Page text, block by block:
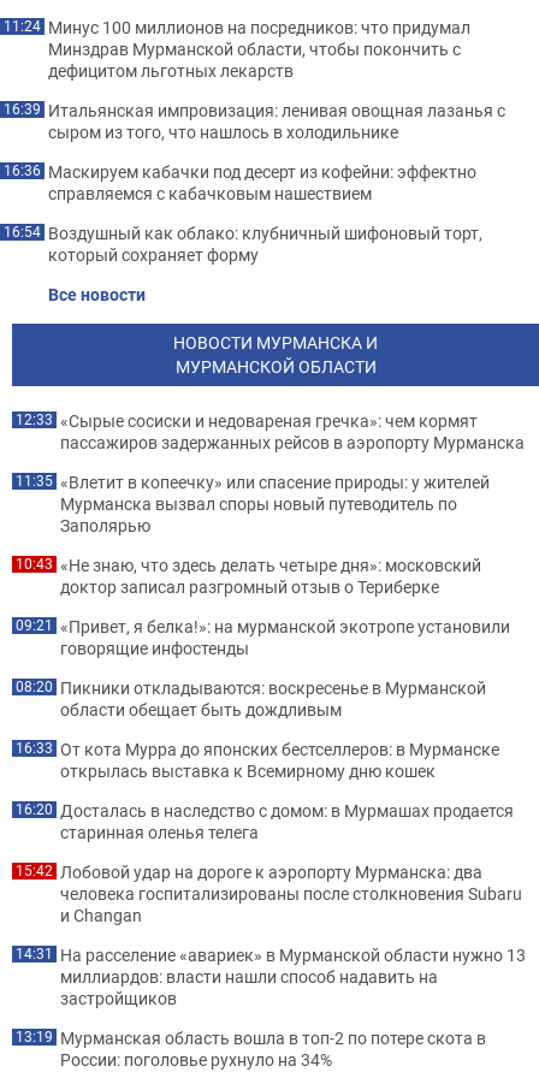
11:24 Минус 100 миллионов на посредников: что придумал
Минздрав Мурманской области, чтобы покончить с
дефицитом льготных лекарств
16:39 Итальянская импровизация: ленивая овощная лазанья с
сыром из того, что нашлось в холодильнике
16:36 Маскируем кабачки под десерт из кофейни: эффектно
справляемся с кабачковым нашествием
16:54 Воздушный как облако: клубничный шифоновый торт,
который сохраняет форму
Все новости
НОВОСТИ МУРМАНСКА И
МУРМАНСКОЙ ОБЛАСТИ
12:33 «Сырые сосиски и недовареная гречка»: чем кормят
пассажиров задержанных рейсов в аэропорту Мурманска
11:35 «Влетит в копеечку» или спасение природы: у жителей
Мурманска вызвал споры новый путеводитель по
Заполярью
10:43 «Не знаю, что здесь делать четыре дня»: московский
доктор записал разгромный отзыв о Териберке
09:21 «Привет, я белка!»: на мурманской экотропе установили
говорящие инфостенды
08:20 Пикники откладываются: воскресенье в Мурманской
области обещает быть дождливым
16:33 От кота Мурра до японских бестселлеров: в Мурманске
открылась выставка к Всемирному дню кошек
16:20 Досталась в наследство с домом: в Мурмашах продается
старинная оленья телега
15:42 Лобовой удар на дороге к аэропорту Мурманска: два
человека госпитализированы после столкновения Subaru
и Changan
14:31 На расселение «авариек» в Мурманской области нужно 13
миллиардов: власти нашли способ надавить на
застройщиков
13:19 Мурманская область вошла в топ-2 по потере скота в
России: поголовье рухнуло на 34%